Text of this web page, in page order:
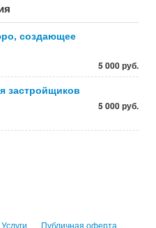
создающее
5 000 руб.
застройщиков
5 000 руб.
Услуги Публичная оферта